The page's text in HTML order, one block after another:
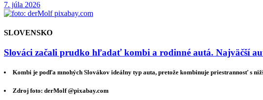
7. júla 2026
SLOVENSKO
Slováci začali prudko hľadať kombi a rodinné autá. Najväčší
Kombi je podľa mnohých Slovákov ideálny typ auta, pretože kombinuje priestrannosť s
Zdroj foto: derMolf @pixabay.com